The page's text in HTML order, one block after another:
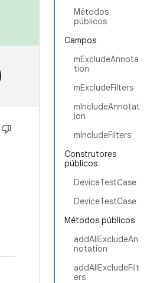
Métodos
públicos
Campos
mExcludeAnnota
tion
mExcludeFilters
mIncludeAnnotat
ion
mIncludeFilters
Construtores
públicos
DeviceTestCase
DeviceTestCase
Métodos públicos
addAllExcludeAn
notation
addAllExcludeFilt
ers